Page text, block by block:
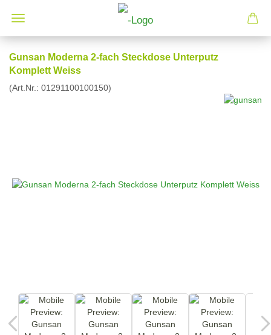
Gunsan Moderna 2-fach Steckdose Unterputz
Komplett Weiss
(Art.Nr.: 01291100100150)